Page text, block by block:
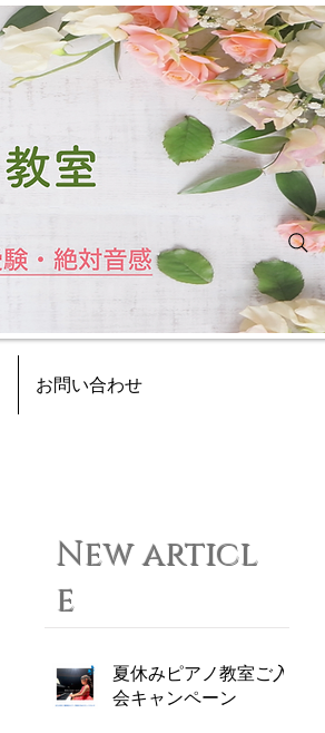
お問い合わせ
New articl
e
夏休みピアノ教室ご入
会キャンペーン